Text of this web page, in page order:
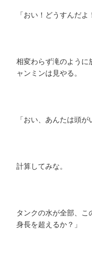
「おい！どうすんだよ
相変わらず滝のように
ャンミンは見やる。
「おい、あんたは頭が
計算してみな。
タンクの水が全部、
身長を超えるか？」